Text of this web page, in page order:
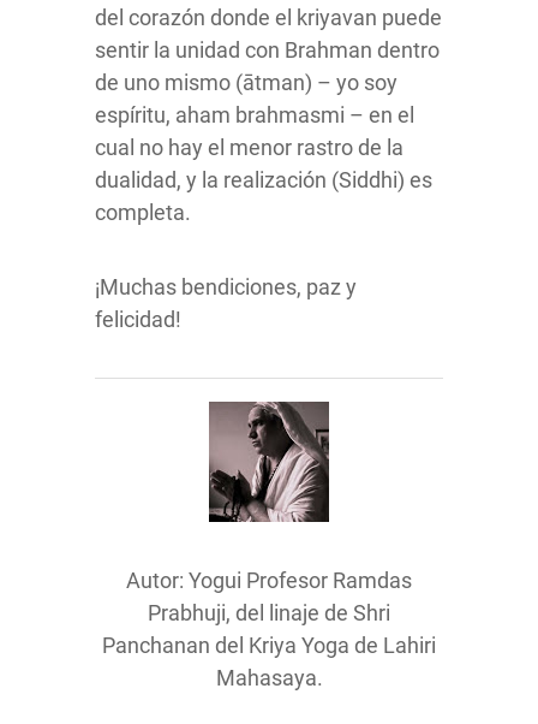
del corazón donde el kriyavan puede
sentir la unidad con Brahman dentro
de uno mismo (ātman) – yo soy
espíritu, aham brahmasmi – en el
cual no hay el menor rastro de la
dualidad, y la realización (Siddhi) es
completa.
¡Muchas bendiciones, paz y
felicidad!
Autor: Yogui Profesor Ramdas
Prabhuji, del linaje de Shri
Panchanan del Kriya Yoga de Lahiri
Mahasaya.